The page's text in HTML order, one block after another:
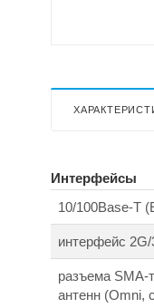
Интерфейсы
10/100Base-T
интерфейс
разъема SMA-
антенн (Omni,